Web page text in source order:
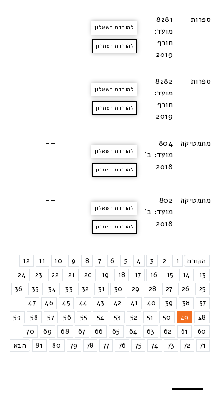
ספרות
8281
מועד:
חורף
2019
להורדת השאלון
להורדת הפתרון
ספרות
8282
מועד:
חורף
2019
להורדת השאלון
להורדת הפתרון
מתמטיקה
804
מועד: ב'
2018
להורדת השאלון
להורדת הפתרון
—-
מתמטיקה
802
מועד: ב'
2018
להורדת השאלון
להורדת הפתרון
—-
הקודם 1
2
3
4
5
6
7
8
9
10
11
12
13
14
15
16
17
18
19
20
21
22
23
24
25
26
27
28
29
30
31
32
33
34
35
36
37
38
39
40
41
42
43
44
45
46
47
48
49
50
51
52
53
54
55
56
57
58
59
60
61
62
63
64
65
66
67
68
69
70
71
72
73
74
75
76
77
78
79
80
81 הבא